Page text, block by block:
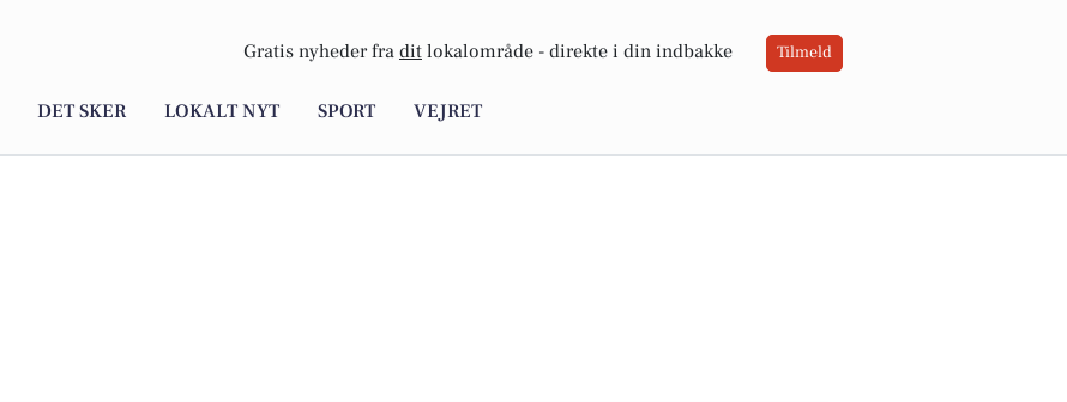
Gratis nyheder fra dit lokalområde - direkte i din indbakke Tilmeld
DET SKER LOKALT NYT SPORT VEJRET